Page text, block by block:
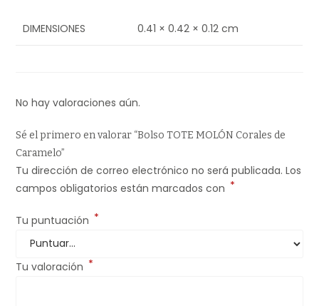
DIMENSIONES 0.41 × 0.42 × 0.12 cm
No hay valoraciones aún.
Sé el primero en valorar “Bolso TOTE MOLÓN Corales de
Caramelo”
Tu dirección de correo electrónico no será publicada. Los
campos obligatorios están marcados con *
Tu puntuación *
Tu valoración *